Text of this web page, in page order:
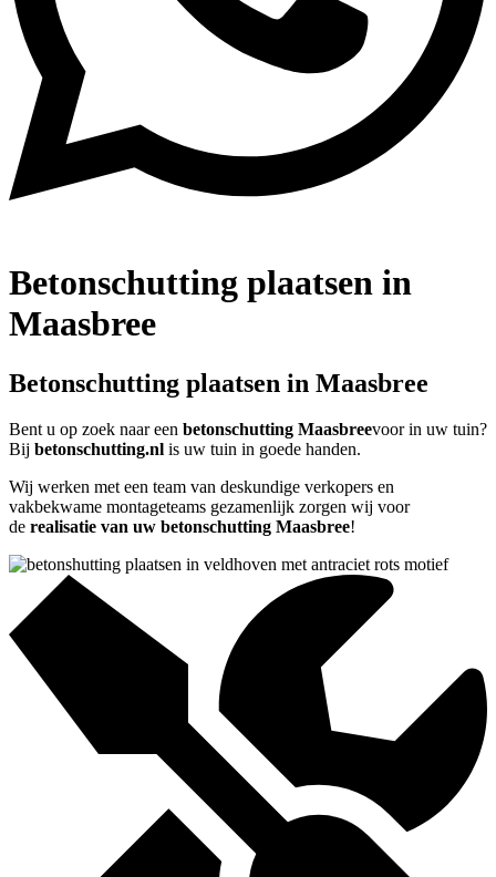
Betonschutting plaatsen in
Maasbree
Betonschutting plaatsen in Maasbree
Bent u op zoek naar een betonschutting Maasbreevoor in uw tuin?
Bij betonschutting.nl is uw tuin in goede handen.
Wij werken met een team van deskundige verkopers en
vakbekwame montageteams gezamenlijk zorgen wij voor
de realisatie van uw betonschutting Maasbree!